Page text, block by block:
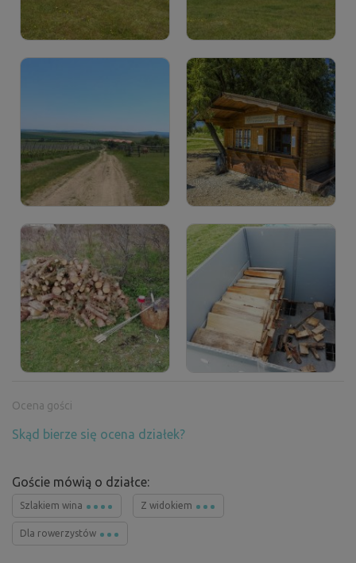
Ocena gości
Skąd bierze się ocena działek?
Goście mówią o działce:
Szlakiem wina Z widokiem
Dla rowerzystów